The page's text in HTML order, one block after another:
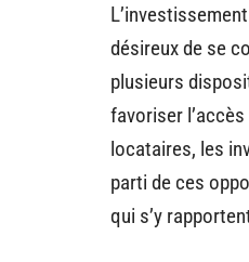
désireux de se
plusieurs
favoriser
locataires, les
parti de ces
qui s’y